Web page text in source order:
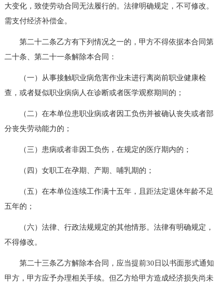
大变化，致使劳动合同无法履行的。法律明确规定，不可修改。
需支付经济补偿金。
第二十二条乙方有下列情况之一的，甲方不得依据本合同第
二十条、第二十一条解除本合同：
（一）从事接触职业病危害作业未进行离岗前职业健康检
查，或者疑似职业病病人在诊断或者医学观察期间的；
（二）在本单位患职业病或者因工负伤并被确认丧失或者部
分丧失劳动能力的；
（三）患病或者非因工负伤，在规定的医疗期内的；
（四）女职工在孕期、产期、哺乳期的；
（五）在本单位连续工作满十五年，且距法定退休年龄不足
五年的；
（六）法律、行政法规规定的其他情形。法律有明确规定，
不得修改。
第二十三条乙方解除本合同，应当提前30日以书面形式通知
甲方，甲方应予办理相关手续。但乙方给甲方造成经济损失尚未